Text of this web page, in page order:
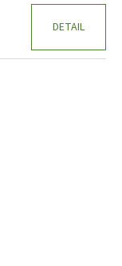
DETAIL